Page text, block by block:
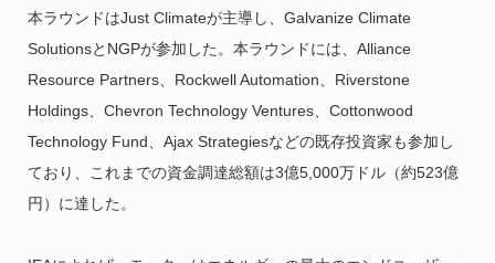
本ラウンドはJust Climateが主導し、Galvanize Climate
SolutionsとNGPが参加した。本ラウンドには、Alliance
Resource Partners、Rockwell Automation、Riverstone
Holdings、Chevron Technology Ventures、Cottonwood
Technology Fund、Ajax Strategiesなどの既存投資家も参加し
ており、これまでの資金調達総額は3億5,000万ドル（約523億
円）に達した。